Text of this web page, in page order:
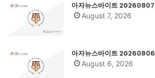
아자뉴스바이트 20260807
August 7, 2026
아자뉴스바이트 20260806
August 6, 2026